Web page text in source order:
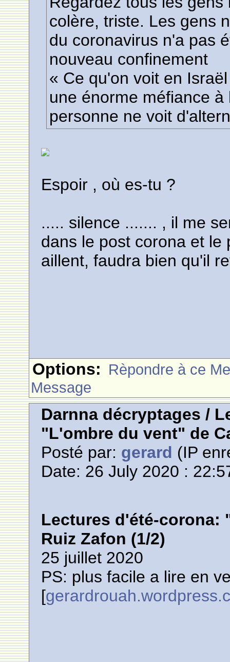
colère, triste. Les gens
du coronavirus n'a pas
nouveau confinement
« Ce qu'on voit en
une énorme méfiance
personne ne voit
Espoir , où es-tu ?
..... silence ....... , il me
dans le post corona et le
aillent, faudra bien qu'il
Options: Rèpondre à ce
Message
Darnna décryptages /
"L'ombre du vent" de
Posté par: gerard (IP
Date: 26 July 2020 :
Lectures d'été-corona:
Ruiz Zafon (1/2)
25 juillet 2020
PS: plus facile a lire en
[